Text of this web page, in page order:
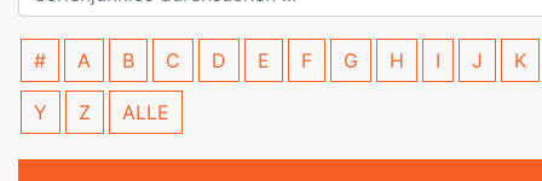
# A B C D E F G H I J K
Y Z ALLE